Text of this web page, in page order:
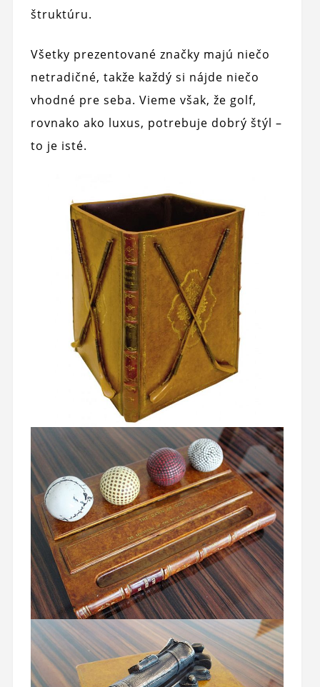
štruktúru.
Všetky prezentované značky majú niečo
netradičné, takže každý si nájde niečo
vhodné pre seba. Vieme však, že golf,
rovnako ako luxus, potrebuje dobrý štýl –
to je isté.